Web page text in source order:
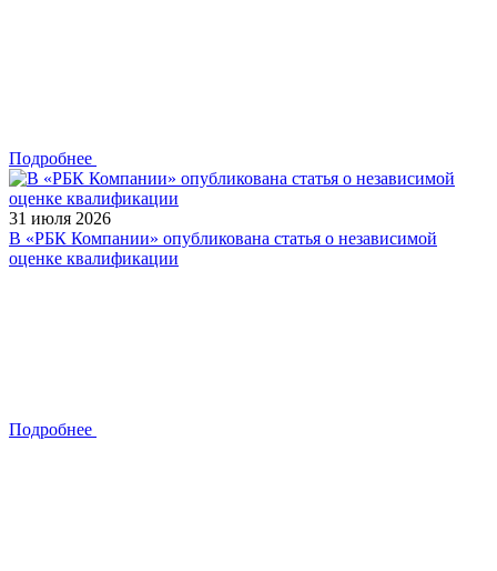
Подробнее
31 июля 2026
В «РБК Компании» опубликована статья о независимой
оценке квалификации
Подробнее